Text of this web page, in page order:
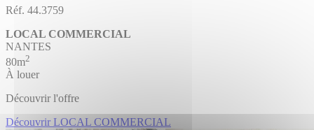
Réf. 44.3759
LOCAL COMMERCIAL
NANTES
80m2
À louer
Découvrir l'offre
Découvrir LOCAL COMMERCIAL